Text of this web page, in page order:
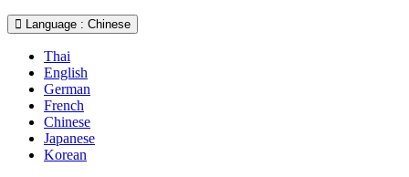
Language : Chinese
Thai
English
German
French
Chinese
Japanese
Korean